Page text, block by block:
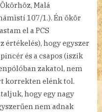
Malá
107/1.). Én ökör
el a PCS
értékelés), hogy egyszer
és a csapos (iszik
zakatol, nem
korrekten elénk tol.
hogy egy nagy
nem adnak